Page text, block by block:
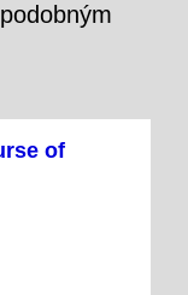
of